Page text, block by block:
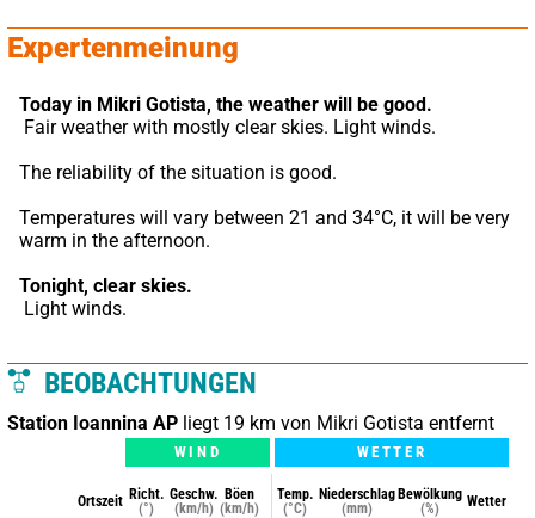
Expertenmeinung
Today in Mikri Gotista, the weather will be good.
Fair weather with mostly clear skies. Light winds.
The reliability of the situation is good.
Temperatures will vary between 21 and 34°C, it will be very
warm in the afternoon.
Tonight, clear skies.
Light winds.
BEOBACHTUNGEN
Station Ioannina AP liegt 19 km von Mikri Gotista entfernt
WIND WETTER
Ortszeit Richt.
(°)
Geschw.
(km/h)
Böen
(km/h)
Temp.
(°C)
Niederschlag
(mm)
Bewölkung
(%)
Wetter